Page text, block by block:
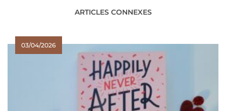
ARTICLES CONNEXES
03/04/2026